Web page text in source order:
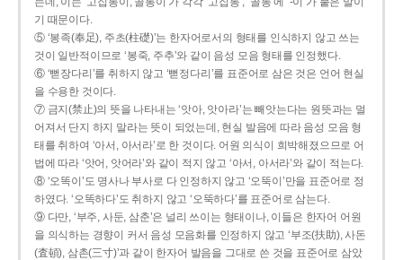
기 때문이다.
⑤ ‘봉족(奉足), 주초(柱礎)’는 한자어로서의 형태를 인식하지 않고 쓰는
것이 일반적이므로 ‘봉죽, 주추’와 같이 음성 모음 형태를 인정했다.
⑥ ‘뻗장다리’를 취하지 않고 ‘뻗정다리’를 표준어로 삼은 것은 언어 현실
을 수용한 것이다.
⑦ 금지(禁止)의 뜻을 나타내는 ‘앗아, 앗아라’는 빼앗는다는 원뜻과는 멀
어져서 단지 하지 말라는 뜻이 되었는데, 현실 발음에 따라 음성 모음 형
태를 취하여 ‘아서, 아서라’로 한 것이다. 어원 의식이 희박해졌으므로 어
법에 따라 ‘앗어, 앗어라’와 같이 적지 않고 ‘아서, 아서라’와 같이 적는다.
⑧ ‘오똑이’도 명사나 부사로 다 인정하지 않고 ‘오뚝이’만을 표준어로 정
하였다. ‘오똑하다’도 취하지 않고 ‘오뚝하다’를 표준어로 삼는다.
⑨ 다만, ‘부주, 사둔, 삼춘’은 널리 쓰이는 형태이나, 이들은 한자어 어원
을 의식하는 경향이 커서 음성 모음화를 인정하지 않고 ‘부조(扶助), 사돈
(査頓), 삼촌(三寸)’과 같이 한자어 발음을 그대로 쓴 것을 표준어로 삼았